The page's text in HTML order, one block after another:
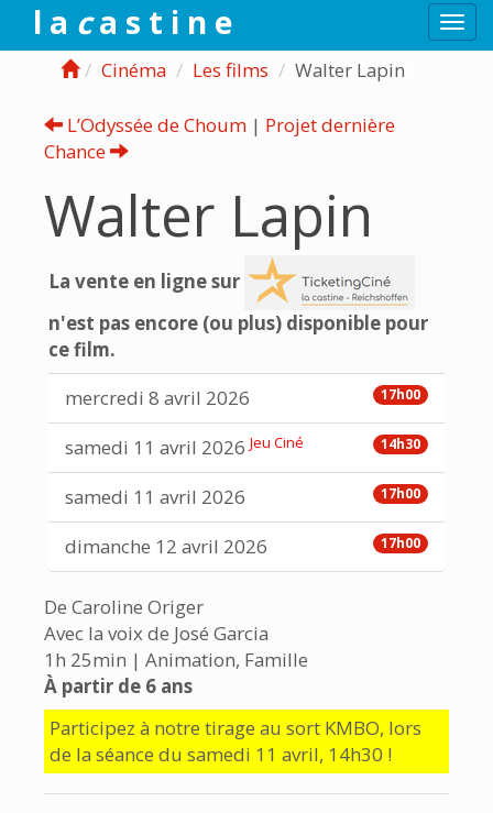
l a ca s t i n e
Cinéma Les films Walter Lapin
L’Odyssée de Choum | Projet dernière
Chance
Walter Lapin
La vente en ligne sur
n'est pas encore (ou plus) disponible pour
ce film.
17h00
mercredi 8 avril 2026
14h30
samedi 11 avril 2026 Jeu Ciné
17h00
samedi 11 avril 2026
17h00
dimanche 12 avril 2026
De Caroline Origer
Avec la voix de José Garcia
1h 25min | Animation, Famille
À partir de 6 ans
Participez à notre tirage au sort KMBO, lors
de la séance du samedi 11 avril, 14h30 !